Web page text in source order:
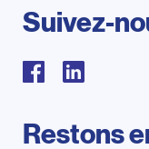
Suivez-
Restons